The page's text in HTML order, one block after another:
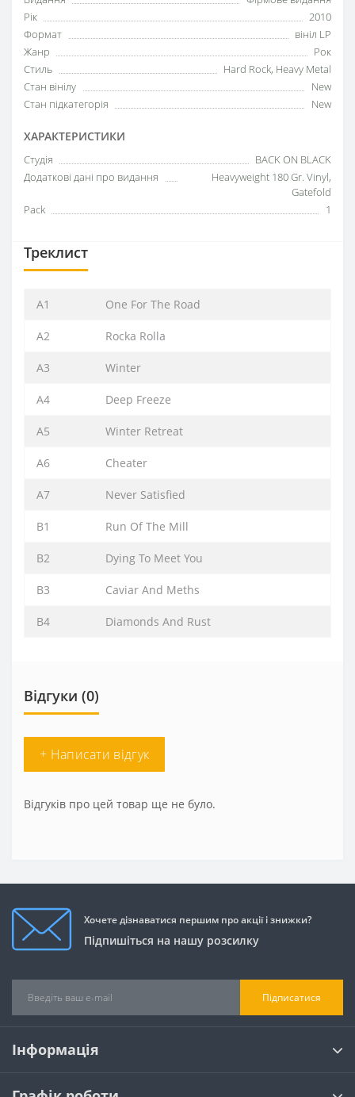
Рік
2010
Формат
вініл LP
Жанр
Рок
Стиль
Hard Rock, Heavy Metal
Стан вінілу
New
Стан підкатегорія
New
ХАРАКТЕРИСТИКИ
Студія
BACK ON BLACK
Додаткові дані про видання
Heavyweight 180 Gr. Vinyl,
Gatefold
Pack
1
Треклист
A1 One For The Road
A2 Rocka Rolla
A3 Winter
A4 Deep Freeze
A5 Winter Retreat
A6 Cheater
A7 Never Satisfied
B1 Run Of The Mill
B2 Dying To Meet You
B3 Caviar And Meths
B4 Diamonds And Rust
Відгуки (0)
+ Написати відгук
Відгуків про цей товар ще не було.
Хочете дізнаватися першим про акції і знижки?
Підпишіться на нашу розсилку
Підписатися
Інформація